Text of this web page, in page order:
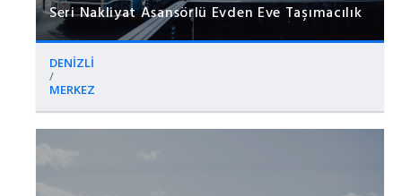
Seri Nakliyat Asansörlü Evden Eve Taşımacılık
DENİZLİ
/
MERKEZ